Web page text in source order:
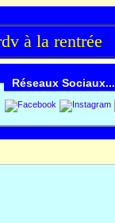
à la rentrée
Réseaux Sociaux...